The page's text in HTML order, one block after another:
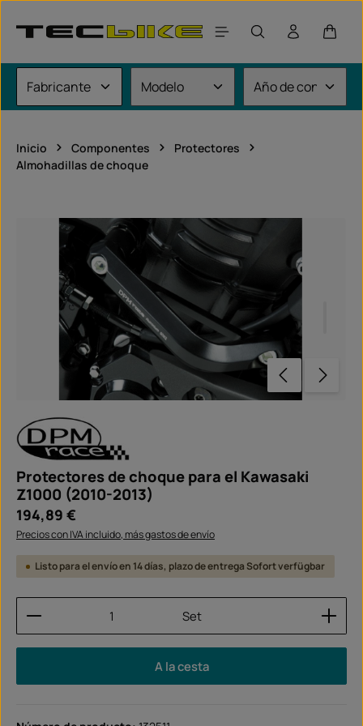
El
Inicio Componentes
Protectores
Almohadillas de choque
Omitir galería de imágenes
Protectores de choque para el Kawasaki
Z1000 (2010-2013)
Precio normal:
194,89 €
Precios con IVA incluido, más gastos de envío
Listo para el envío en 14 días, plazo de entrega Sofort verfügbar
Cantidad del producto: introduce la cantidad
Set
A la cesta